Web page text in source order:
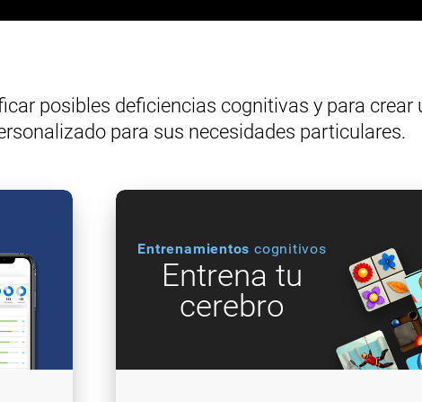
posibles deficiencias cognitivas y para crear
para sus necesidades particulares.
Entrenamientos cognitivos
Entrena tu
cerebro